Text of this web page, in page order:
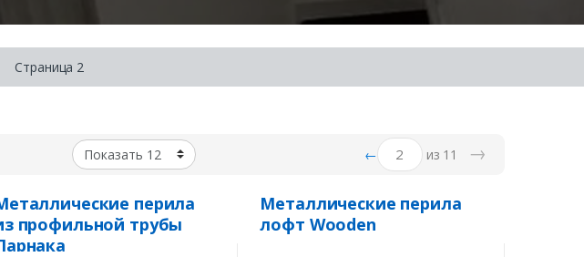
Страница 2
← из 11 →
перила
профильной трубы
Металлические перила
лофт Wooden